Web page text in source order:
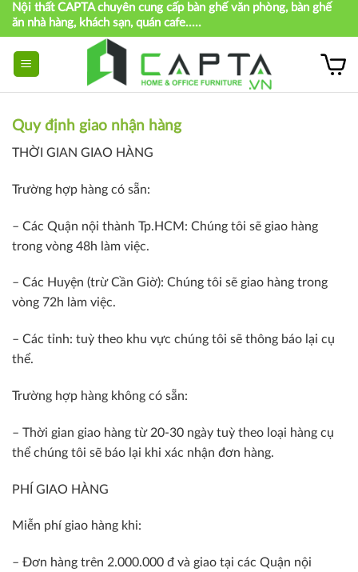
Skip
content
Nội thất CAPTA chuyên cung cấp bàn ghế văn phòng, bàn ghế
ăn nhà hàng, khách sạn, quán cafe.....
Quy định giao nhận hàng
THỜI GIAN GIAO HÀNG
Trường hợp hàng có sẵn:
– Các Quận nội thành Tp.HCM: Chúng tôi sẽ giao hàng
trong vòng 48h làm việc.
– Các Huyện (trừ Cần Giờ): Chúng tôi sẽ giao hàng trong
vòng 72h làm việc.
– Các tỉnh: tuỳ theo khu vực chúng tôi sẽ thông báo lại cụ
thể.
Trường hợp hàng không có sẵn:
– Thời gian giao hàng từ 20-30 ngày tuỳ theo loại hàng cụ
thể chúng tôi sẽ báo lại khi xác nhận đơn hàng.
PHÍ GIAO HÀNG
Miễn phí giao hàng khi:
– Đơn hàng trên 2.000.000 đ và giao tại các Quận nội